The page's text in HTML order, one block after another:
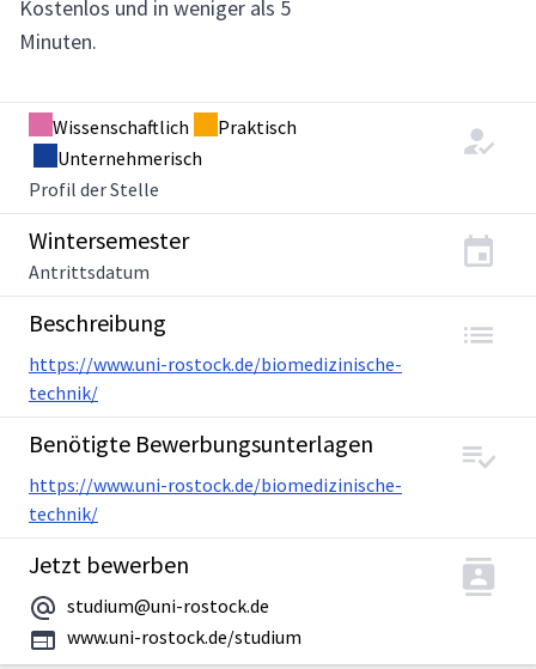
Kostenlos und in weniger als 5
Minuten.
Wissenschaftlich
Praktisch
Unternehmerisch
Profil der Stelle
Wintersemester
Antrittsdatum
Beschreibung
https://www.uni-rostock.de/biomedizinische-
technik/
Benötigte Bewerbungsunterlagen
https://www.uni-rostock.de/biomedizinische-
technik/
Jetzt bewerben
studium@uni-rostock.de
www.uni-rostock.de/studium